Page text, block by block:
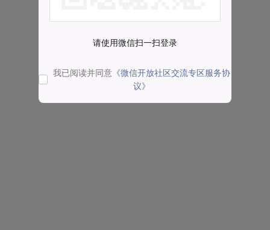
请使用微信扫一扫登录
我已阅读并同意 《微信开放社区交流专区服务协
议》